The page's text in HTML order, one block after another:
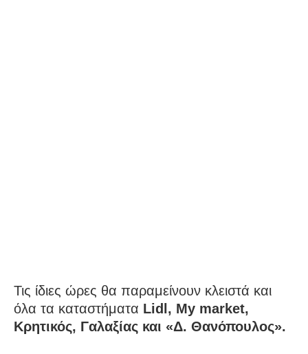
Τις ίδιες ώρες θα παραμείνουν κλειστά και
όλα τα καταστήματα Lidl, My market,
Κρητικός, Γαλαξίας και «Δ. Θανόπουλος».